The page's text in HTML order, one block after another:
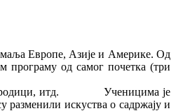
Европе, Азије и Америке. Од
програму од самог почетка (три
итд.
Ученицима је
искуства о садржају и